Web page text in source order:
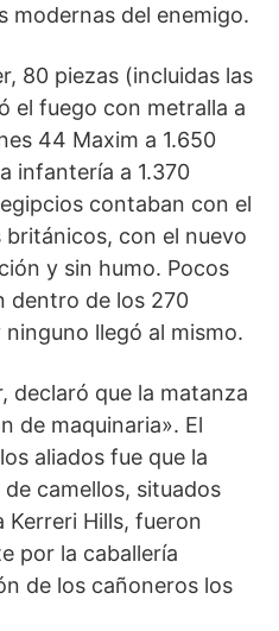
moder­nas del enemigo.
80 pie­zas (incluidas las
el fuego con metralla a
44 Maxim a 1.650
infantería a 1.370
contaban con el
británicos, con el nuevo
y sin humo. Pocos
dentro de los 270
llegó al mismo.
declaró que la matanza
de maquinaria». El
aliados fue que la
camellos, si­tuados
Kerreri Hills, fueron
por la caballería
de los cañoneros los